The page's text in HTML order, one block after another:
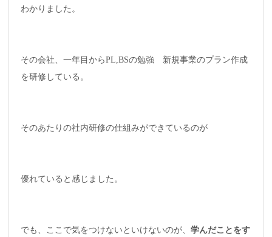
わかりました。
その会社、一年目からPL,BSの勉強 新規事業のプラン作成
を研修している。
そのあたりの社内研修の仕組みができているのが
優れていると感じました。
でも、ここで気をつけないといけないのが、 学んだことをす